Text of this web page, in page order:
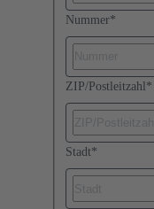
Nummer*
ZIP/Postleitzahl *
Stadt*